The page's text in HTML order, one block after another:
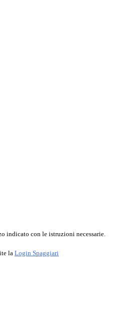
indicato con le istruzioni necessarie.
la Login Spaggiari